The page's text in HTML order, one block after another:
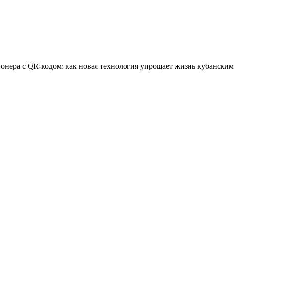
с QR-кодом: как новая технология упрощает жизнь кубанским